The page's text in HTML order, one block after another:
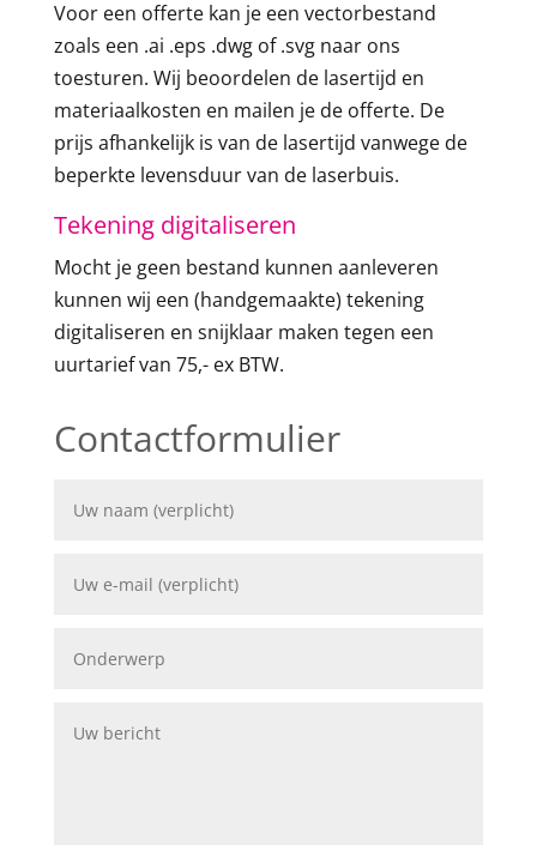
Voor een offerte kan je een vectorbestand
zoals een .ai .eps .dwg of .svg naar ons
toesturen. Wij beoordelen de lasertijd en
materiaalkosten en mailen je de offerte. De
prijs afhankelijk is van de lasertijd vanwege de
beperkte levensduur van de laserbuis.
Tekening digitaliseren
Mocht je geen bestand kunnen aanleveren
kunnen wij een (handgemaakte) tekening
digitaliseren en snijklaar maken tegen een
uurtarief van 75,- ex BTW.
Contactformulier